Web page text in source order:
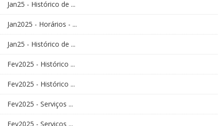
Jan25 - Histórico de ...
Jan2025 - Horários - ...
Jan25 - Histórico de ...
Fev2025 - Histórico ...
Fev2025 - Histórico ...
Fev2025 - Serviços ...
Fev2025 - Serviços ...